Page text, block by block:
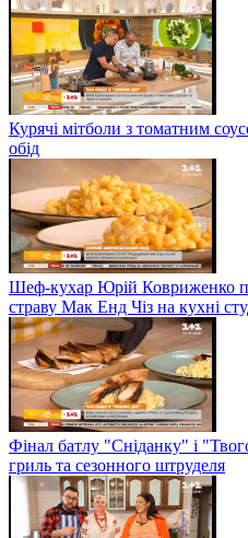
Курячі мітболи з томатним
обід
Шеф-кухар Юрій Ковриженко
страву Мак Енд Чіз на кухні
Фінал батлу "Сніданку" і
гриль та сезонного штруделя